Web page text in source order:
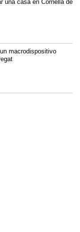
una casa en Cornellà de
macrodispositivo